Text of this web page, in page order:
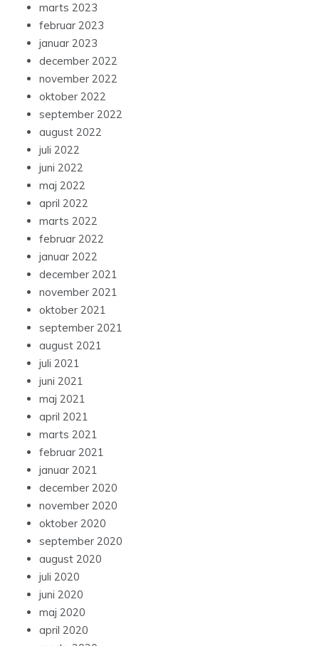
marts 2023
februar 2023
januar 2023
december 2022
november 2022
oktober 2022
september 2022
august 2022
juli 2022
juni 2022
maj 2022
april 2022
marts 2022
februar 2022
januar 2022
december 2021
november 2021
oktober 2021
september 2021
august 2021
juli 2021
juni 2021
maj 2021
april 2021
marts 2021
februar 2021
januar 2021
december 2020
november 2020
oktober 2020
september 2020
august 2020
juli 2020
juni 2020
maj 2020
april 2020